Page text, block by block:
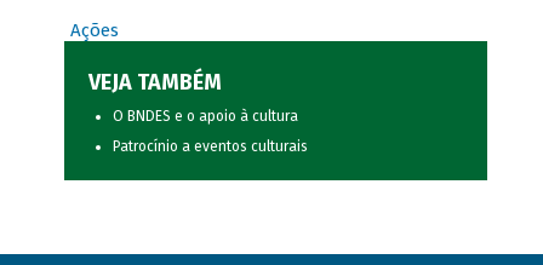
Ações
VEJA TAMBÉM
O BNDES e o apoio à cultura
Patrocínio a eventos culturais